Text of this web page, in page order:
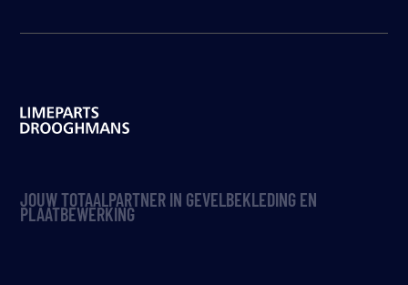
JOUW TOTAALPARTNER IN GEVELBEKLEDING EN
PLAATBEWERKING